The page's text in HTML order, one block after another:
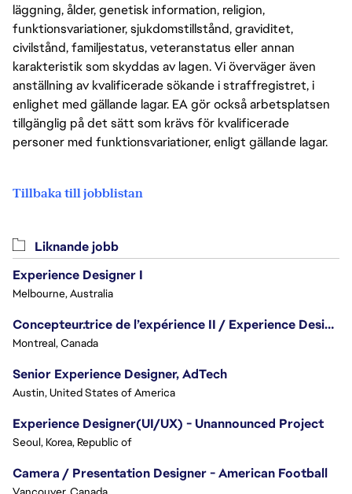
läggning, ålder, genetisk information, religion,
funktionsvariationer, sjukdomstillstånd, graviditet,
civilstånd, familjestatus, veteranstatus eller annan
karakteristik som skyddas av lagen. Vi överväger även
anställning av kvalificerade sökande i straffregistret, i
enlighet med gällande lagar. EA gör också arbetsplatsen
tillgänglig på det sätt som krävs för kvalificerade
personer med funktionsvariationer, enligt gällande lagar.
Tillbaka till jobblistan
Liknande jobb
Experience Designer I
Melbourne, Australia
Concepteur.trice de l’expérience II / Experience Designer II
Montreal, Canada
Senior Experience Designer, AdTech
Austin, United States of America
Experience Designer(UI/UX) - Unannounced Project
Seoul, Korea, Republic of
Camera / Presentation Designer - American Football